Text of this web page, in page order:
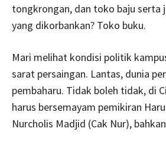
tongkrongan, dan toko baju serta
yang dikorbankan? Toko buku.
Mari melihat kondisi politik
sarat persaingan. Lantas, dunia
pembaharu. Tidak boleh tidak, di
harus bersemayam pemikiran
Nurcholis Madjid (Cak Nur),